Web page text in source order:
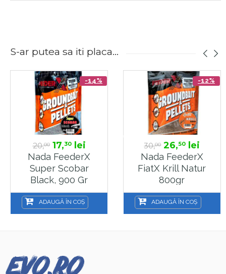
S-ar putea sa iti placa...
-14%
20,00 17,30lei
Nada FeederX
Super Scobar
Black, 900 Gr
ADAUGĂ ÎN COȘ
-12%
30,00 26,50 lei
Nada FeederX
FiatX Krill Natur
800gr
ADAUGĂ ÎN COȘ